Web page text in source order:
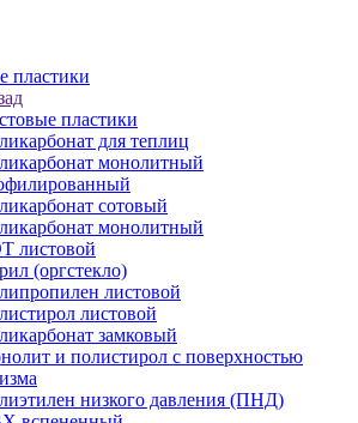
пластики
пластики
для теплиц
монолитный
сотовый
монолитный
листовой
(оргстекло)
листовой
листовой
замковый
и полистирол с поверхностью
низкого давления (ПНД)